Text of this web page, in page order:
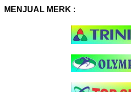
MENJUAL MERK :